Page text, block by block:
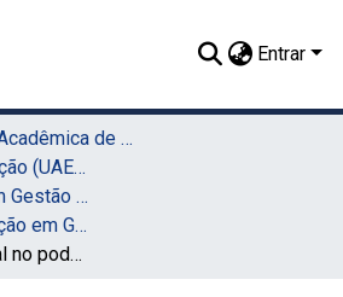
Entrar
02. Unidade Acadêmica de Educação a Distância e Tecnologia (UAEADTec)
02.2 - Especialização (UAEADTec)
Especialização em Gestão Pública Municipal (UAEADTec)
TCC - Especialização em Gestão Pública Municipal (UAEADTec)
Participação social no poder local: uma avaliação da institucionalização em capitais brasileiras